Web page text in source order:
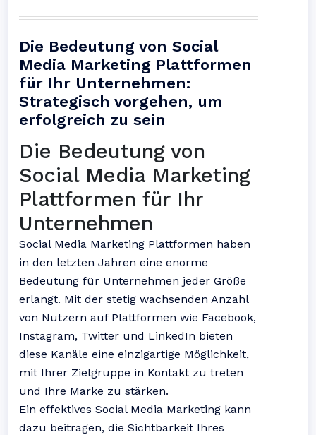
Die Bedeutung von Social
Media Marketing Plattformen
für Ihr Unternehmen:
Strategisch vorgehen, um
erfolgreich zu sein
Die Bedeutung von
Social Media Marketing
Plattformen für Ihr
Unternehmen
Social Media Marketing Plattformen haben
in den letzten Jahren eine enorme
Bedeutung für Unternehmen jeder Größe
erlangt. Mit der stetig wachsenden Anzahl
von Nutzern auf Plattformen wie Facebook,
Instagram, Twitter und LinkedIn bieten
diese Kanäle eine einzigartige Möglichkeit,
mit Ihrer Zielgruppe in Kontakt zu treten
und Ihre Marke zu stärken.
Ein effektives Social Media Marketing kann
dazu beitragen, die Sichtbarkeit Ihres